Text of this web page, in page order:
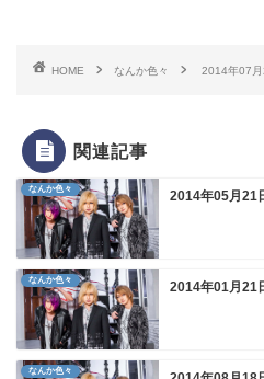
HOME なんか色々 2014年07
関連記事
なんか色々 2014年05月21
なんか色々 2014年01月21
なんか色々